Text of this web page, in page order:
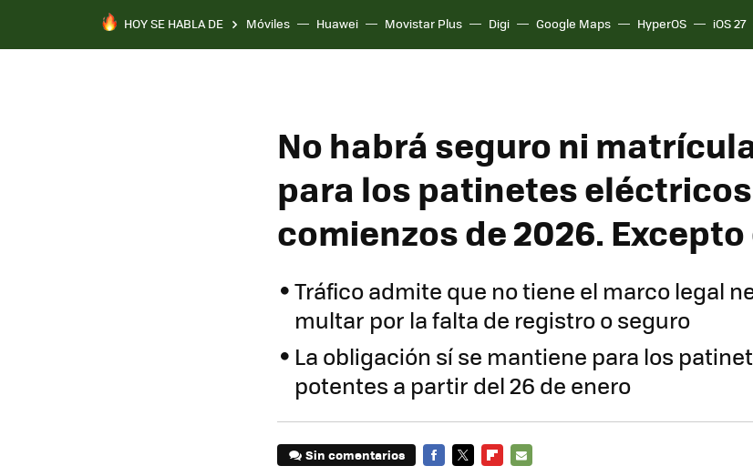
HOY SE HABLA DE Móviles Huawei Movistar Plus Digi Google Maps HyperOS iOS 27
No habrá seguro ni
para los patinetes
comienzos de 2026.
Tráfico admite que no tiene el marco legal
multar por la falta de registro o seguro
La obligación sí se mantiene para los
potentes a partir del 26 de enero
Sin comentarios